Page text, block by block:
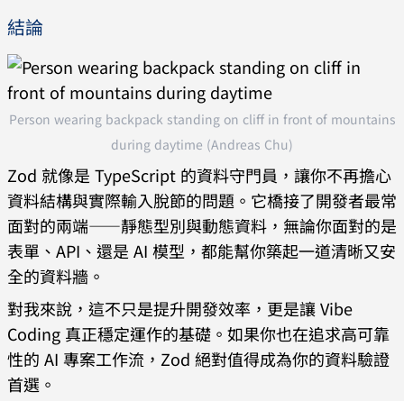
async
handleAIResponse(rawResponse
:
unknown) {
  const
result
=
AIResponseSchema.safeParse(rawRespon
  if
(! result success ) {
    console
. error ("AI 回應格式無效" ,
result. error.issues);
    return
;
  }
  // result.data 已自動型別推導且安全
processEntities(result.data.entities
);
結論
Person wearing backpack standing on cliff in front of mountains
during daytime (Andreas Chu)
Zod 就像是 TypeScript 的資料守門員，讓你不再擔心
資料結構與實際輸入脫節的問題。它橋接了開發者最常
面對的兩端——靜態型別與動態資料，無論你面對的是
表單、API、還是 AI 模型，都能幫你築起一道清晰又安
全的資料牆。
對我來說，這不只是提升開發效率，更是讓 Vibe
Coding 真正穩定運作的基礎。如果你也在追求高可靠
性的 AI 專案工作流，Zod 絕對值得成為你的資料驗證
首選。